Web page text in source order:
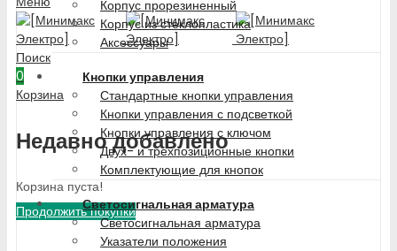
Поиск
0
Корзина
Недавно добавлено
Корзина пуста!
Продолжить покупки
Корпус прорезиненный
Корпус из стеклопластика
Аксессуары
Кнопки управления
Стандартные кнопки управления
Кнопки управления с подсветкой
Кнопки управления с ключом
Двух- и трехпозиционные кнопки
Комплектующие для кнопок
Светосигнальная арматура
Светосигнальная арматура
Указатели положения